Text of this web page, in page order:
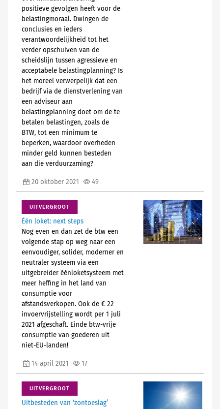
positieve gevolgen heeft voor de
belastingmoraal. Dwingen de
conclusies en ieders
verantwoordelijkheid tot het
verder opschuiven van de
scheidslijn tussen agressieve en
acceptabele belastingplanning? Is
het moreel verwerpelijk dat een
bedrijf via de dienstverlening van
een adviseur aan
belastingplanning doet om de te
betalen belastingen, zoals de
BTW, tot een minimum te
beperken, waardoor overheden
minder geld kunnen besteden
aan die verduurzaming?
20 oktober 2021 49
UITVERGROOT
Één loket: next steps
Nog even en dan zet de btw een
volgende stap op weg naar een
eenvoudiger, solider, moderner en
neutraler systeem via een
uitgebreider éénloketsysteem met
meer heffing in het land van
consumptie voor
afstandsverkopen. Ook de € 22
invoervrijstelling wordt per 1 juli
2021 afgeschaft. Einde btw-vrije
consumptie van goederen uit
niet-EU-landen!
14 april 2021 17
UITVERGROOT
Uitbesteden van ‘zontoeslag’